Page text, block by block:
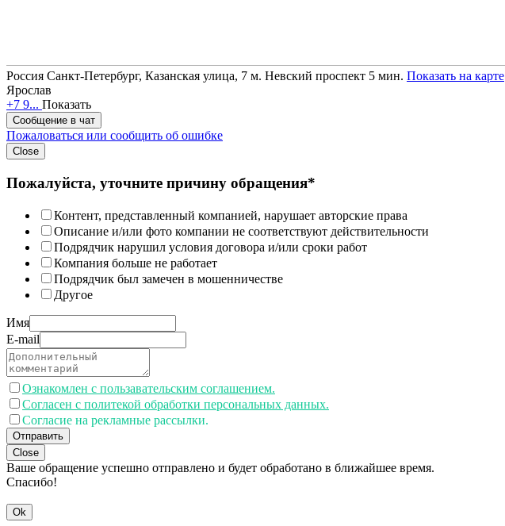
Россия Санкт-Петербург, Казанская улица, 7 м. Невский проспект 5 мин. Показать на карте
Ярослав
+7 9... Показать
Сообщение в чат
Пожаловаться или сообщить об ошибке
Close
Пожалуйста, уточните причину обращения*
Контент, представленный компанией, нарушает авторские права
Описание и/или фото компании не соответствуют действительности
Подрядчик нарушил условия договора и/или сроки работ
Компания больше не работает
Подрядчик был замечен в мошенничестве
Другое
Имя
E-mail
Ознакомлен с пользавательским соглашением.
Согласен с политекой обработки персональных данных.
Согласие на рекламные рассылки.
Отправить
Close
Ваше обращение успешно отправлено и будет обработано в ближайшее время.
Спасибо!
Ok